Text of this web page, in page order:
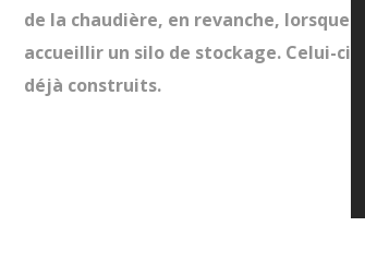
de la chaudière, en revanche,
accueillir un silo de stockage. Celui-ci
déjà construits.